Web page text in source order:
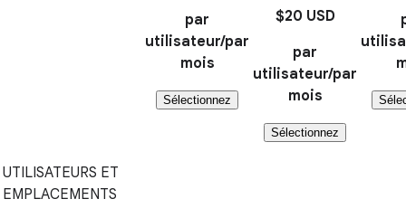
par
utilisateur/par
mois
Sélectionnez
$20 USD
par
utilisateur/par
mois
Sélectionnez
UTILISATEURS ET
EMPLACEMENTS